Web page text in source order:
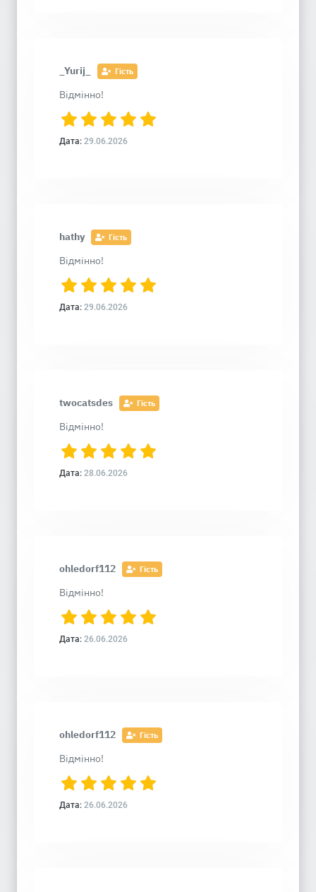
_Yurij_ Гість
Відмінно!
Дата: 29.06.2026
hathy Гість
Відмінно!
Дата: 29.06.2026
twocatsdes Гість
Відмінно!
Дата: 28.06.2026
ohledorf112 Гість
Відмінно!
Дата: 26.06.2026
ohledorf112 Гість
Відмінно!
Дата: 26.06.2026